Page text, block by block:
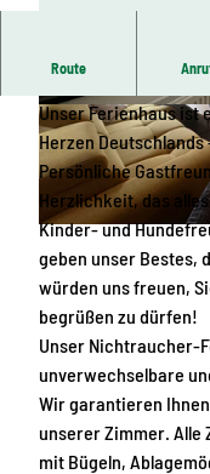
I
M
G
_
4
1
3
6
I
M
G
_
3
3
9
0
Route
Unser Ferienhaus ist
Herzen Deutschlands
Persönliche
Herzlichkeit, das
Kinder- und
geben unser Bestes,
würden uns freuen,
begrüßen zu dürfen!
Unser Nichtraucher-
unverwechselbare
Wir garantieren
unserer Zimmer. Alle
mit Bügeln,